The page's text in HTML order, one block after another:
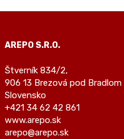
AREPO S.R.O.
Štverník 834/2,
906 13 Brezová pod Bradlom
Slovensko
+421 34 62 42 861
www.arepo.sk
arepo@arepo.sk